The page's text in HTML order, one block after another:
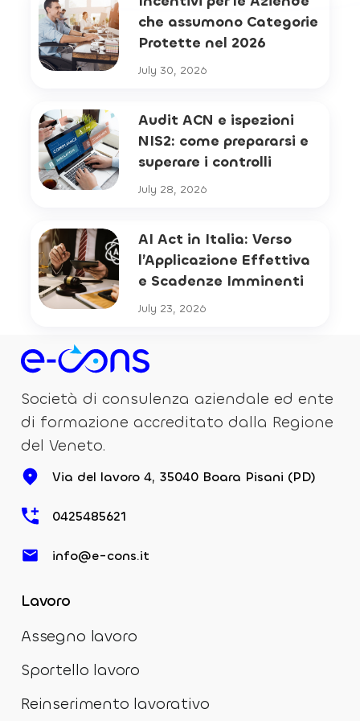
che assumono Categorie
Protette nel 2026
July 30, 2026
Audit ACN e ispezioni
NIS2: come prepararsi e
superare i controlli
July 28, 2026
AI Act in Italia: Verso
l’Applicazione Effettiva
e Scadenze Imminenti
July 23, 2026
Società di consulenza aziendale ed ente
di formazione accreditato dalla Regione
del Veneto.
Via del lavoro 4, 35040 Boara Pisani (PD)
0425485621
info@e-cons.it
Lavoro
Assegno lavoro
Sportello lavoro
Reinserimento lavorativo